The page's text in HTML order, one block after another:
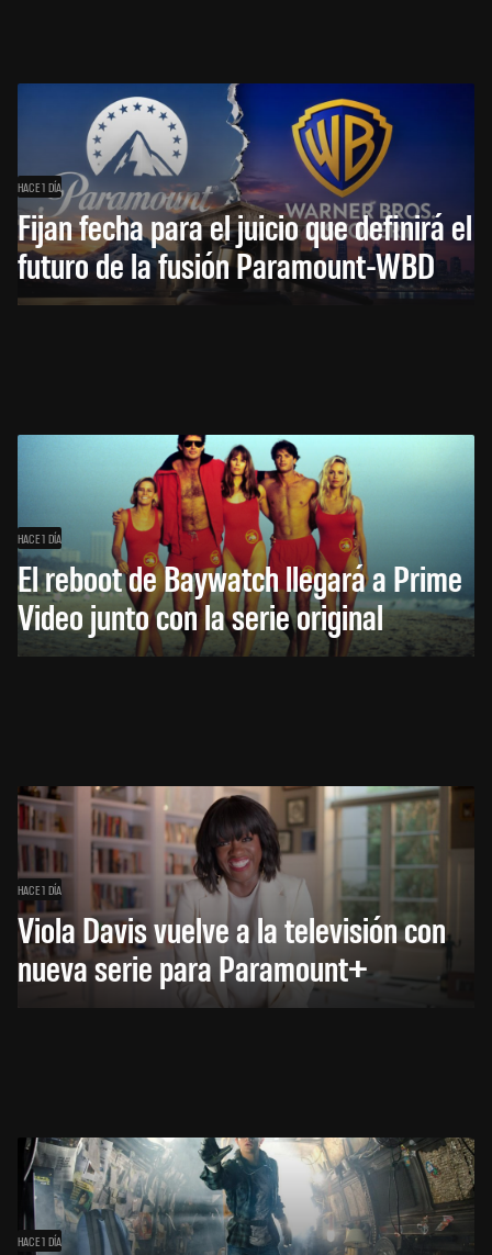
HACE 1 DÍA
Fijan fecha para el juicio que definirá el
futuro de la fusión Paramount-WBD
HACE 1 DÍA
El reboot de Baywatch llegará a Prime
Video junto con la serie original
HACE 1 DÍA
Viola Davis vuelve a la televisión con
nueva serie para Paramount+
HACE 1 DÍA